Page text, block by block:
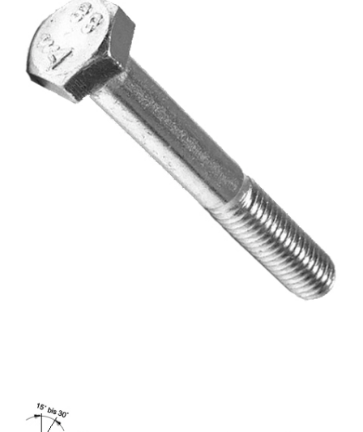
ОПЛАТА И ДОСТАВКА
НАШИ МАГАЗИНЫ
Втулки
Гайки
Дюбели
Дюймовый крепёж
Заклепки (Гайки-Заклепки)
Крюки, кольца с метрической резьбой
Оснастка и аксессуары для яхт